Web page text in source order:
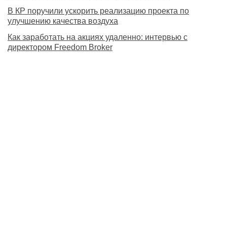
В КР поручили ускорить реализацию проекта по
улучшению качества воздуха
Как заработать на акциях удаленно: интервью с
директором Freedom Broker